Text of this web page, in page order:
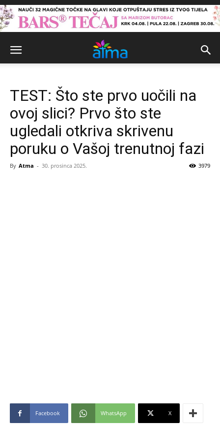
TEST: Što ste prvo uočili na
ovoj slici? Prvo što ste
ugledali otkriva skrivenu
poruku o Vašoj trenutnoj fazi
By Atma - 30. prosinca 2025. 3979
Facebook WhatsApp X